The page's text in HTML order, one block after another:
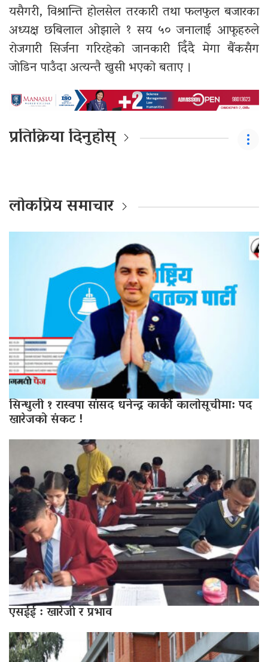
यसैगरी, विश्रान्ति होलसेल तरकारी तथा फलफुल बजारका
अध्यक्ष छबिलाल ओझाले १ सय ५० जनालाई आफूहरुले
रोजगारी सिर्जना गरिरहेको जानकारी दिँदै मेगा बैंकसँग
जोडिन पाउँदा अत्यन्तै खुसी भएको बताए ।
प्रतिक्रिया दिनुहोस्
लोकप्रिय समाचार
सिन्धुली १ रास्वपा सांसद धनेन्द्र कार्की कालोसूचीमा: पद
खारेजको संकट !
एसईई : खारेजी र प्रभाव